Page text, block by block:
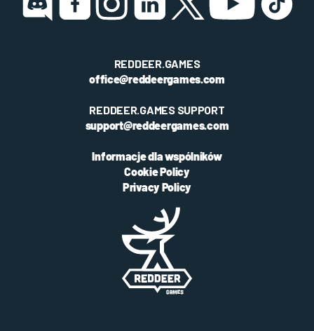
REDDEER.GAMES
office@reddeergames.com
REDDEER.GAMES SUPPORT
support@reddeergames.com
Informacje dla wspólników
Cookie Policy
Privacy Policy